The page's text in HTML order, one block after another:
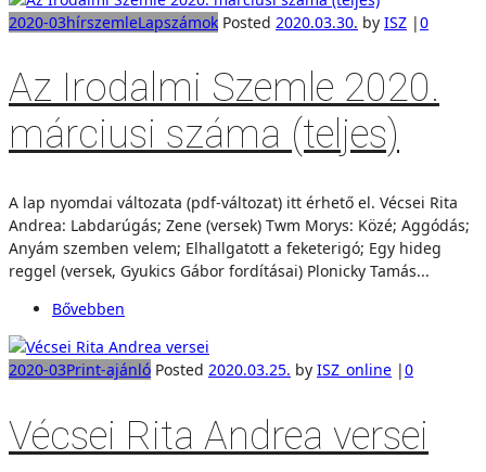
2020-03hírszemleLapszámok Posted 2020.03.30. by ISZ |0
Az Irodalmi Szemle 2020.
márciusi száma (teljes)
A lap nyomdai változata (pdf-változat) itt érhető el. Vécsei Rita
Andrea: Labdarúgás; Zene (versek) Twm Morys: Közé; Aggódás;
Anyám szemben velem; Elhallgatott a feketerigó; Egy hideg
reggel (versek, Gyukics Gábor fordításai) Plonicky Tamás...
Bővebben
2020-03Print-ajánló Posted 2020.03.25. by ISZ_online |0
Vécsei Rita Andrea versei